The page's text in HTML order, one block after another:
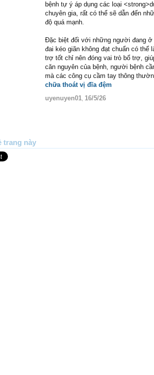
bệnh tự ý áp dụng các loại
chuyên gia, rất có thể sẽ dẫn đến
độ quá mạnh.
Đặc biệt đối với những người đang ở
đai kéo giãn không đạt chuẩn có
trợ tốt chỉ nên đóng vai trò bổ trợ,
căn nguyên của bệnh, người bệnh
mà các công cụ cầm tay thông
chữa thoát vị đĩa đệm
uyenuyen01 16/5/26
trang này